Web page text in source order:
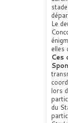
Le
elles
Ces
lors
du